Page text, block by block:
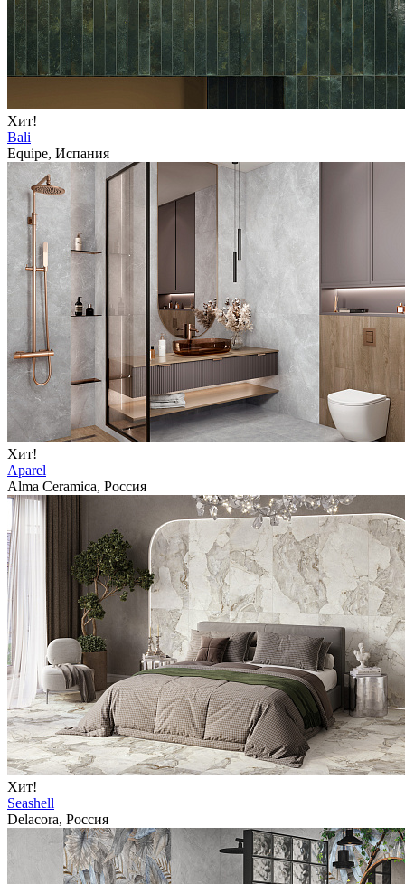
Хит!
Bali
Equipe, Испания
Хит!
Aparel
Alma Ceramica, Россия
Хит!
Seashell
Delacora, Россия